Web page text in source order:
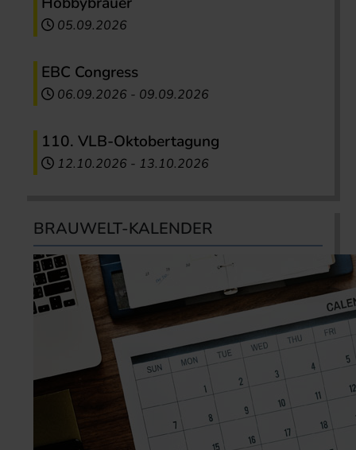
05.09.2026
EBC Congress
06.09.2026 - 09.09.2026
110. VLB-Oktobertagung
12.10.2026 - 13.10.2026
BRAUWELT-KALENDER